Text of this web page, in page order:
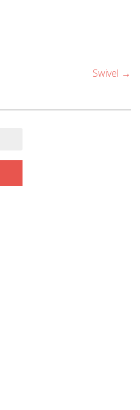
product
Swivel →